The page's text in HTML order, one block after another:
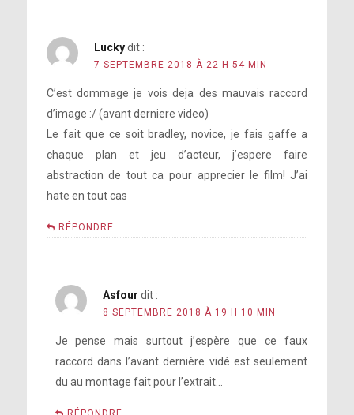
Lucky dit :
7 SEPTEMBRE 2018 À 22 H 54 MIN
C’est dommage je vois deja des mauvais raccord
d’image :/ (avant derniere video)
Le fait que ce soit bradley, novice, je fais gaffe a
chaque plan et jeu d’acteur, j’espere faire
abstraction de tout ca pour apprecier le film! J’ai
hate en tout cas
RÉPONDRE
Asfour dit :
8 SEPTEMBRE 2018 À 19 H 10 MIN
Je pense mais surtout j’espère que ce faux
raccord dans l’avant dernière vidé est seulement
du au montage fait pour l’extrait…